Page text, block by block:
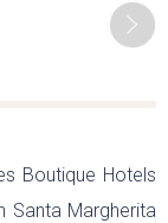
Boutique Hotels
Santa Margherita